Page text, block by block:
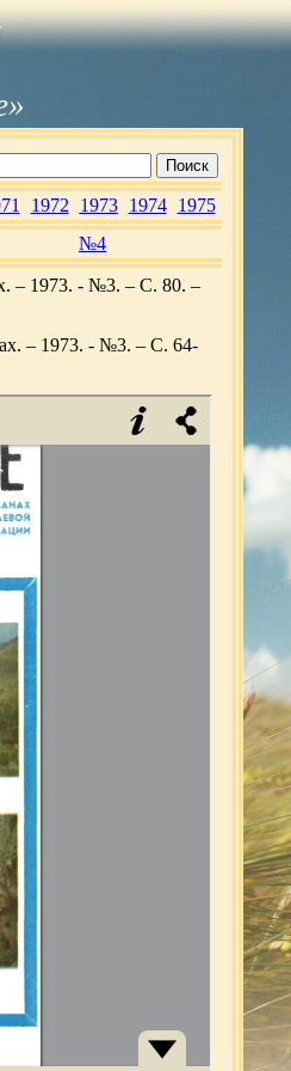
1972 1973 1974
1975
№4
– 1973. - №3. – С. 80. –
– 1973. - №3. – С. 64-